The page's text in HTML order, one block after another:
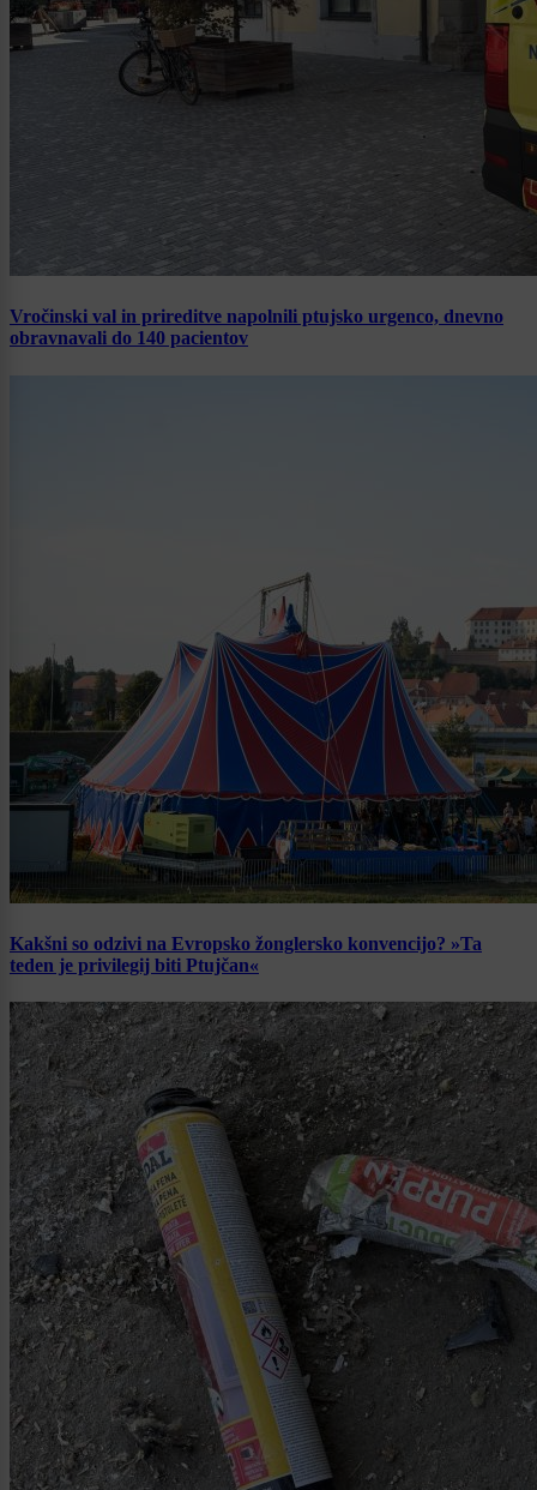
Vročinski val in prireditve napolnili ptujsko urgenco, dnevno
obravnavali do 140 pacientov
Kakšni so odzivi na Evropsko žonglersko konvencijo? »Ta
teden je privilegij biti Ptujčan«